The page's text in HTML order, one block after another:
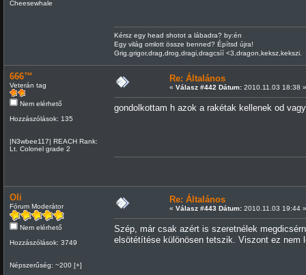
Cheesewhale
Kérsz egy head shotot a lábadra? by:én
Egy világ omlott össze benned? Építsd újra!
Grig,grigor,drag,drog,dragi,dragcsíí <3,dragon,keksz,kekszi.
666™
Veterán tag
Nem elérhető
Hozzászólások: 135
|N3wbee117| REACH Rank:
Lt. Colonel grade 2
Re: Általános
« Válasz #442 Dátum:2010.11.03 18:38 »
gondolkottam h azok a rakétak kellenek od
Oli
Fórum Moderátor
Nem elérhető
Hozzászólások: 3749
Népszerűség: ~200 [+]
Re: Általános
« Válasz #443 Dátum:2010.11.03 19:44 »
Szép, már csak azért is szeretnélek
elsötétítése különösen tetszik. Viszont ez nem